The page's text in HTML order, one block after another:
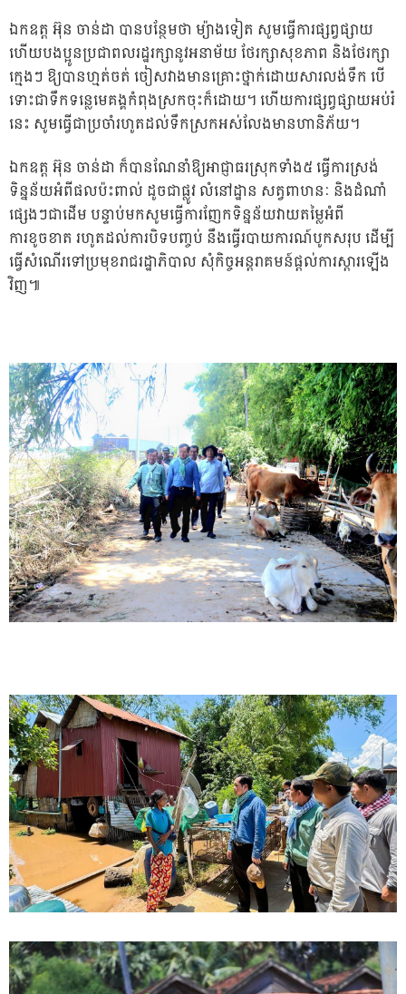
ឯកឧត្ត អ៊ុន ចាន់ដា បានបន្ថែមថា ម្យ៉ាងទៀត សូមធ្វើការផ្សព្វផ្សាយ
ហើយបងប្អូនប្រជាពលរដ្ឋរក្សានូវអនាម័យ ថែរក្សាសុខភាព និងថែរក្សា
ក្មេងៗ ឱ្យបានហ្មត់ចត់ ចៀសវាងមានគ្រោះថ្នាក់ដោយសារលង់ទឹក បើ
ទោះជាទឹកទន្លេមេគង្គកំពុងស្រកចុះក៏ដោយ។ ហើយការផ្សព្វផ្សាយអប់រំ
នេះ សូមធ្វើជាប្រចាំរហូតដល់ទឹកស្រកអស់លែងមានហានិភ័យ។
ឯកឧត្ត អ៊ុន ចាន់ដា ក៏បានណែនាំឱ្យអាជ្ញាធរស្រុកទាំង៥ ធ្វើការស្រង់
ទិន្នន័យអំពីផលប៉ះពាល់ ដូចជាផ្លូវ លំនៅដ្ឋាន សត្វពាហនៈ និងដំណាំ
ផ្សេងៗជាដើម បន្ទាប់មកសូមធ្វើការញែកទិន្នន័យវាយតម្លៃអំពី
ការខូចខាត រហូតដល់ការបិទបញ្ចប់ នឹងធ្វើរបាយការណ៍បូកសរុប ដើម្បី
ធ្វើសំណើរទៅប្រមុខរាជរដ្ឋាភិបាល សុំកិច្ចអន្តរាគមន៍ផ្តល់ការស្ដារឡើង
វិញ៕